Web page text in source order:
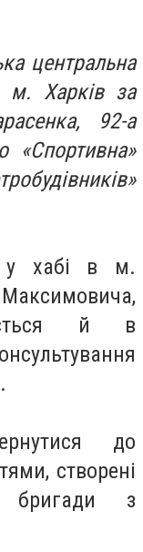
центральна
м. Харків за
92-а
«Спортивна»
у хабі в м.
й в
до
створені
бригади з